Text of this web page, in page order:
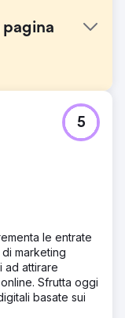
e un team di
and Injury Center
perdevano nel
di contatti
che
una
meticolosa
rinnovando i
e stabilendo
5
le entrate
marketing
ad attirare
Sfrutta oggi
basate sui